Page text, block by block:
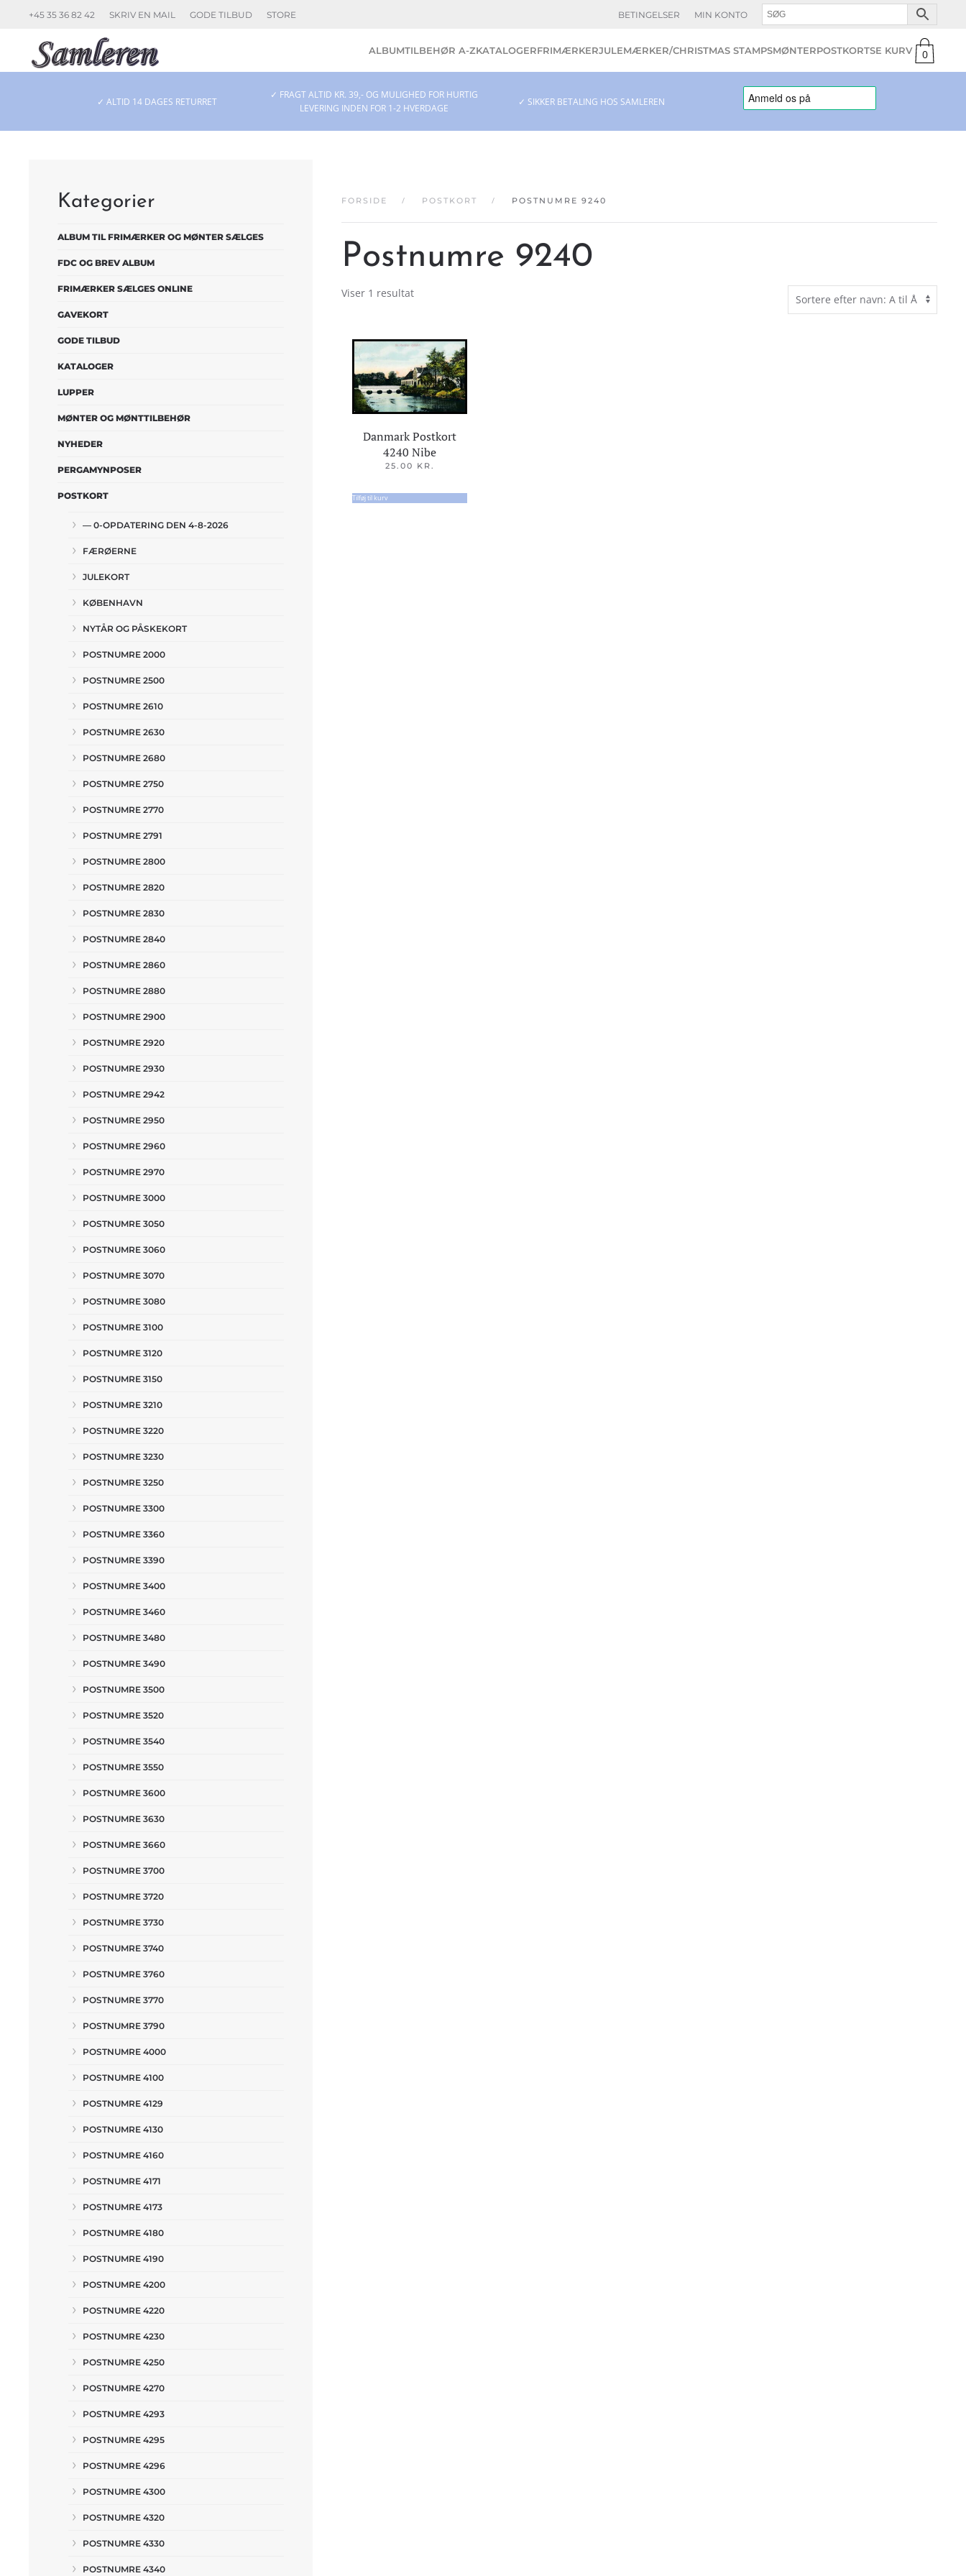
Skip to main content
+45 35 36 82 42 SKRIV EN MAIL GODE TILBUD STORE BETINGELSER MIN KONTO
ALBUMTILBEHØR A-ZKATALOGERFRIMÆRKERJULEMÆRKER/CHRISTMAS STAMPSMØNTERPOSTKORT 0
✓ ALTID 14 DAGES RETURRET
✓ FRAGT ALTID KR. 39,- OG MULIGHED FOR HURTIG
LEVERING INDEN FOR 1-2 HVERDAGE
✓ SIKKER BETALING HOS SAMLEREN
Kategorier
ALBUM TIL FRIMÆRKER OG MØNTER SÆLGES
FDC OG BREV ALBUM
FRIMÆRKER SÆLGES ONLINE
GAVEKORT
GODE TILBUD
KATALOGER
LUPPER
MØNTER OG MØNTTILBEHØR
NYHEDER
PERGAMYNPOSER
POSTKORT
— 0-OPDATERING DEN 4-8-2026
FÆRØERNE
JULEKORT
KØBENHAVN
NYTÅR OG PÅSKEKORT
POSTNUMRE 2000
POSTNUMRE 2500
POSTNUMRE 2610
POSTNUMRE 2630
POSTNUMRE 2680
POSTNUMRE 2750
POSTNUMRE 2770
POSTNUMRE 2791
POSTNUMRE 2800
POSTNUMRE 2820
POSTNUMRE 2830
POSTNUMRE 2840
POSTNUMRE 2860
POSTNUMRE 2880
POSTNUMRE 2900
POSTNUMRE 2920
POSTNUMRE 2930
POSTNUMRE 2942
POSTNUMRE 2950
POSTNUMRE 2960
POSTNUMRE 2970
POSTNUMRE 3000
POSTNUMRE 3050
POSTNUMRE 3060
POSTNUMRE 3070
POSTNUMRE 3080
POSTNUMRE 3100
POSTNUMRE 3120
POSTNUMRE 3150
POSTNUMRE 3210
POSTNUMRE 3220
POSTNUMRE 3230
POSTNUMRE 3250
POSTNUMRE 3300
POSTNUMRE 3360
POSTNUMRE 3390
POSTNUMRE 3400
POSTNUMRE 3460
POSTNUMRE 3480
POSTNUMRE 3490
POSTNUMRE 3500
POSTNUMRE 3520
POSTNUMRE 3540
POSTNUMRE 3550
POSTNUMRE 3600
POSTNUMRE 3630
POSTNUMRE 3660
POSTNUMRE 3700
POSTNUMRE 3720
POSTNUMRE 3730
POSTNUMRE 3740
POSTNUMRE 3760
POSTNUMRE 3770
POSTNUMRE 3790
POSTNUMRE 4000
POSTNUMRE 4100
POSTNUMRE 4129
POSTNUMRE 4130
POSTNUMRE 4160
POSTNUMRE 4171
POSTNUMRE 4173
POSTNUMRE 4180
POSTNUMRE 4190
POSTNUMRE 4200
POSTNUMRE 4220
POSTNUMRE 4230
POSTNUMRE 4250
POSTNUMRE 4270
POSTNUMRE 4293
POSTNUMRE 4295
POSTNUMRE 4296
POSTNUMRE 4300
POSTNUMRE 4320
POSTNUMRE 4330
POSTNUMRE 4340
FORSIDE POSTKORT POSTNUMRE 9240
Postnumre 9240
Viser 1 resultat
Danmark Postkort
4240 Nibe
25.00 KR.
Tilføj til kurv